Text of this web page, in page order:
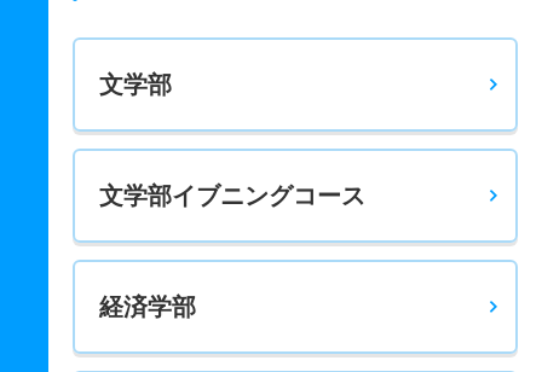
健康スポーツ科学科 一般 後期３最高得点英数理
10人 2.70倍 － 10人 8人 3人 －
健康スポーツ科学科 一般 共テ 前期３科目均等配点
健康スポーツ科学科 一般 共テ 前期４科目均等配点
10人 3.30倍 55.50
健康スポーツ科学科 一般 共テ 前期５科目均等配点
文学部
文学部イブニングコース
経済学部